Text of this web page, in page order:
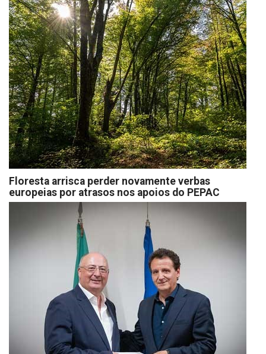
Floresta arrisca perder novamente verbas
europeias por atrasos nos apoios do PEPAC